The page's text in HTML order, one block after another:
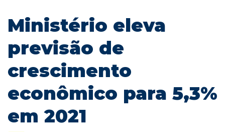
Ministério eleva
previsão de
crescimento
econômico para 5,3%
em 2021